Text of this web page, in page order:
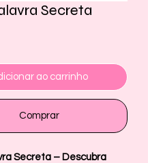
Secreta
ao carrinho
Comprar
Secreta – Descubra